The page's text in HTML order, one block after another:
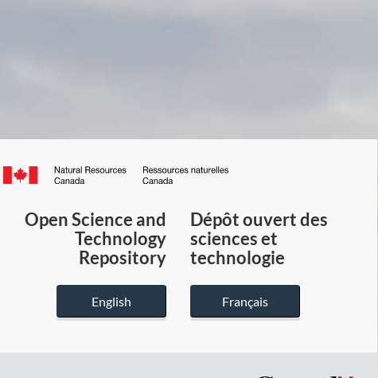
Canada.ca
du
Canada
Open Science and
Technology
Repository
English
Dépôt ouvert des
sciences et
technologie
Français